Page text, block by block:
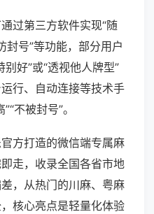
过第三方软件实现“随
封号”等功能，部分用户
好”或“透视他人牌型”
行、自动连接等技术手
不被封号”。
方打造的微信端专属麻
走，收录全国各省市地
，从热门的川麻、粤麻
核心亮点是轻量化体验